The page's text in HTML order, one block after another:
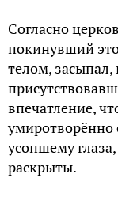
Согласно
покинувший
телом,
впечатление,
умиротворённо
усопшему
раскрыты.